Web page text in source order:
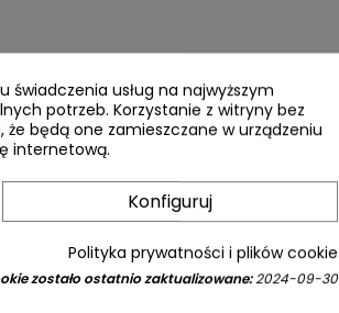
świadczenia usług na najwyższym
potrzeb. Korzystanie z witryny bez
będą one zamieszczane w urządzeniu
internetową.
Konfiguruj
Polityka prywatności i plików cookie
zostało ostatnio zaktualizowane:2024-09-30